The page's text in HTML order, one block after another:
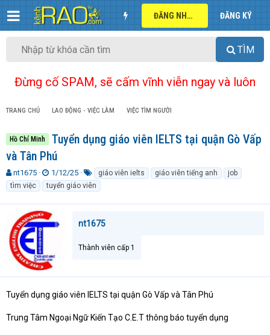
ĐĂNG NHẬP ĐĂNG KÝ
TÌM
Đừng cố SPAM, sẽ cấm vĩnh viễn ngay và luôn
TRANG CHỦ LAO ĐỘNG - VIỆC LÀM VIỆC TÌM NGƯỜI
Hồ Chí Minh
Tuyển dụng giáo viên IELTS tại quận Gò Vấp
và Tân Phú
T
h
r
e
d
s
t
a
e
nt1675
N
g
à
y
g
ử
1/12/25
ừ
k
h
a
giáo viên ielts giáo viên tiếng anh
job
tìm việc
tuyển giáo viên
nt1675
Thành viên cấp 1
Tuyển dụng giáo viên IELTS tại quận Gò Vấp và Tân Phú
Trung Tâm Ngoại Ngữ Kiến Tạo C.E.T thông báo tuyển dụng